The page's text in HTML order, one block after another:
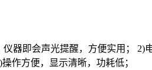
器即会声光提醒，方便实用； 2)
作方便，显示清晰，功耗低；